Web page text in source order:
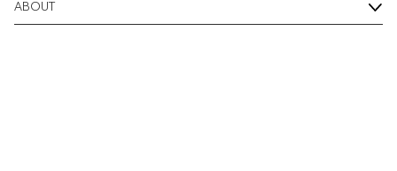
ABOUT